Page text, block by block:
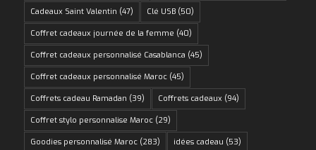
Cadeaux Saint Valentin (47) Clé USB(50)
Coffret cadeaux journée de la femme (40)
Coffret cadeaux personnalisé Casablanca (45)
Coffret cadeaux personnalisé Maroc(45)
Coffrets cadeau Ramadan (39) Coffrets cadeaux (94)
Coffret stylo personnalise Maroc(29)
Goodies personnalisé Maroc(283) idées cadeau (53)